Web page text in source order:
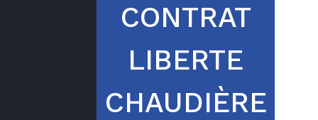
CONTRAT
LIBERTE
CHAUDIÈRE